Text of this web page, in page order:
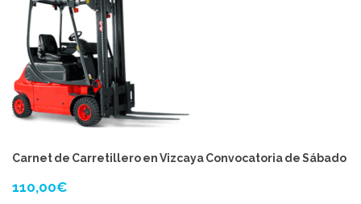
Carnet de Carretillero en Vizcaya Convocatoria de Sábado
110,00€